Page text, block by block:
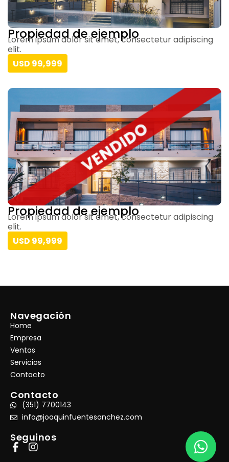
Propiedad de ejemplo
Lorem ipsum dolor sit amet, consectetur adipiscing
elit.
USD 99,999
Propiedad de ejemplo
Lorem ipsum dolor sit amet, consectetur adipiscing
elit.
USD 99,999
Navegación
Home
Empresa
Ventas
Servicios
Contacto
Contacto
(351) 7700143
info@joaquinfuentesanchez.com
Seguinos